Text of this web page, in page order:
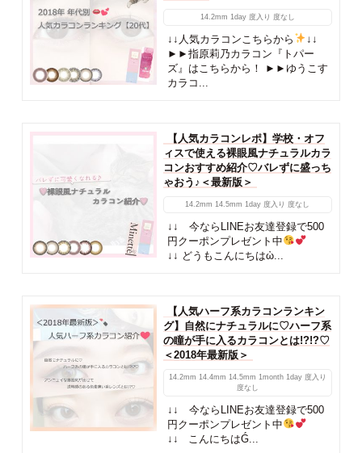
14.2mm 1day 度入り 度なし
↓↓人気カラコンこちらから
↓↓
►►指原莉乃カラコン『トパー
ズ』はこちらから！ ►►ゆうこす
カラコ...
【人気カラコンレポ】学校・オフ
ィスで使える裸眼風ナチュラルカラ
コンおすすめ紹介♡バレずに盛っち
ゃおう♪＜最新版＞
14.2mm 14.5mm 1day 度入り 度なし
↓↓ 今ならLINEお友達登録で500
円クーポンプレゼント中
↓↓ どうもこんにちはὠ...
【人気ハーフ系カラコンランキン
グ】自然にナチュラルに♡ハーフ系
の瞳が手に入るカラコンとは!?!?♡
＜2018年最新版＞
14.2mm 14.4mm 14.5mm 1month 1day 度入り
度なし
↓↓ 今ならLINEお友達登録で500
円クーポンプレゼント中
↓↓ こんにちはǴ...